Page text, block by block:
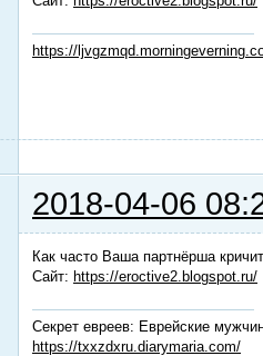
https://
2018-04-06
Как часто Ваша партнёрша
Сайт: https://eroctive2.blogspot.ru/
Секрет евреев: Еврейские
https://txxzdxru.diarymaria.com/